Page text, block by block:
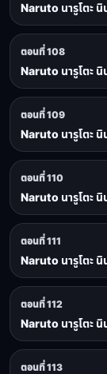
Naruto นารูโตะ
ตอนที่ 108
Naruto นารูโตะ
ตอนที่ 109
Naruto นารูโตะ
ตอนที่ 110
Naruto นารูโตะ
ตอนที่ 111
Naruto นารูโตะ นิ
ตอนที่ 112
Naruto นารูโตะ
ตอนที่ 113